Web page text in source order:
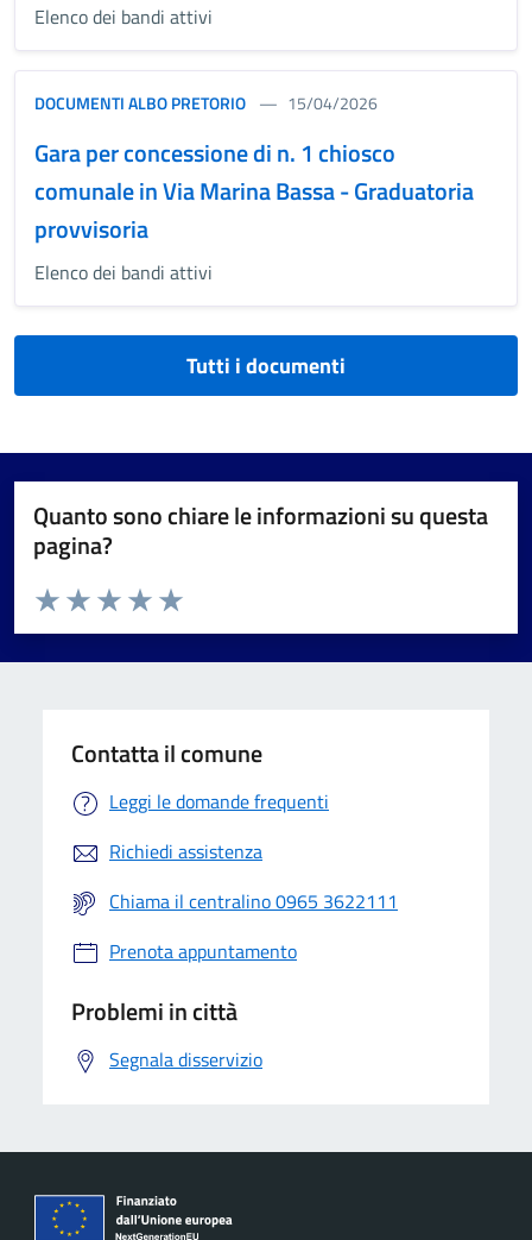
Elenco dei bandi attivi
DOCUMENTI ALBO PRETORIO 15/04/2026
Gara per concessione di n. 1 chiosco
comunale in Via Marina Bassa - Graduatoria
provvisoria
Elenco dei bandi attivi
Tutti i documenti
Quanto sono chiare le informazioni su questa
pagina?
Valuta da 1 a 5 stelle la pagina
Valuta 5 stelle su 5
Valuta 4 stelle su 5
Valuta 3 stelle su 5
Valuta 2 stelle su 5
Valuta 1 stelle su 5
Contatta il comune
Leggi le domande frequenti
Richiedi assistenza
Chiama il centralino 0965 3622111
Prenota appuntamento
Problemi in città
Segnala disservizio